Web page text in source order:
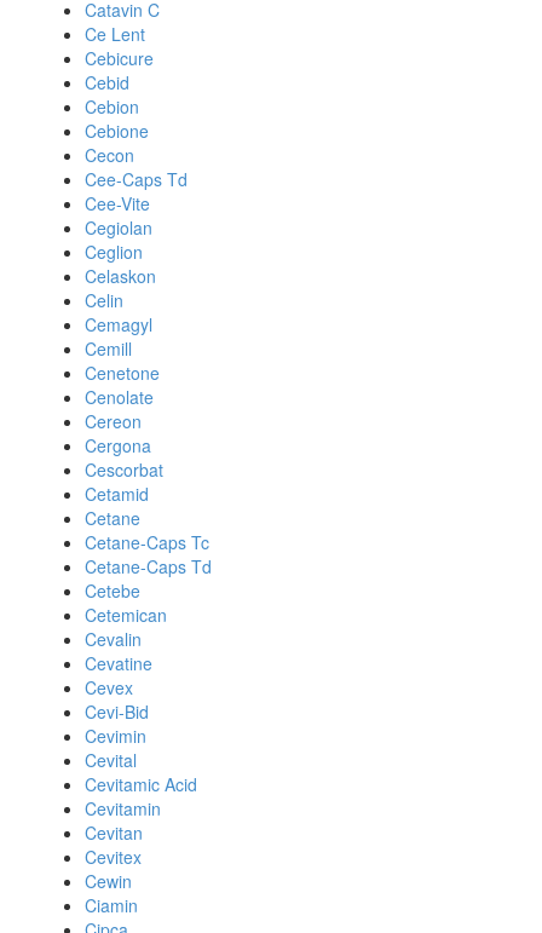
Catavin C
Ce Lent
Cebicure
Cebid
Cebion
Cebione
Cecon
Cee-Caps Td
Cee-Vite
Cegiolan
Ceglion
Celaskon
Celin
Cemagyl
Cemill
Cenetone
Cenolate
Cereon
Cergona
Cescorbat
Cetamid
Cetane
Cetane-Caps Tc
Cetane-Caps Td
Cetebe
Cetemican
Cevalin
Cevatine
Cevex
Cevi-Bid
Cevimin
Cevital
Cevitamic Acid
Cevitamin
Cevitan
Cevitex
Cewin
Ciamin